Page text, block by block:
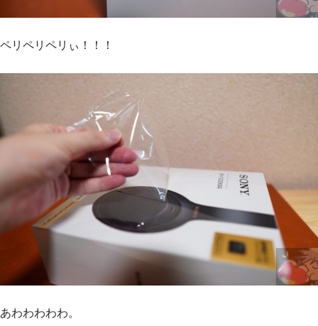
ペリペリペリぃ！！！
あわわわわわ。